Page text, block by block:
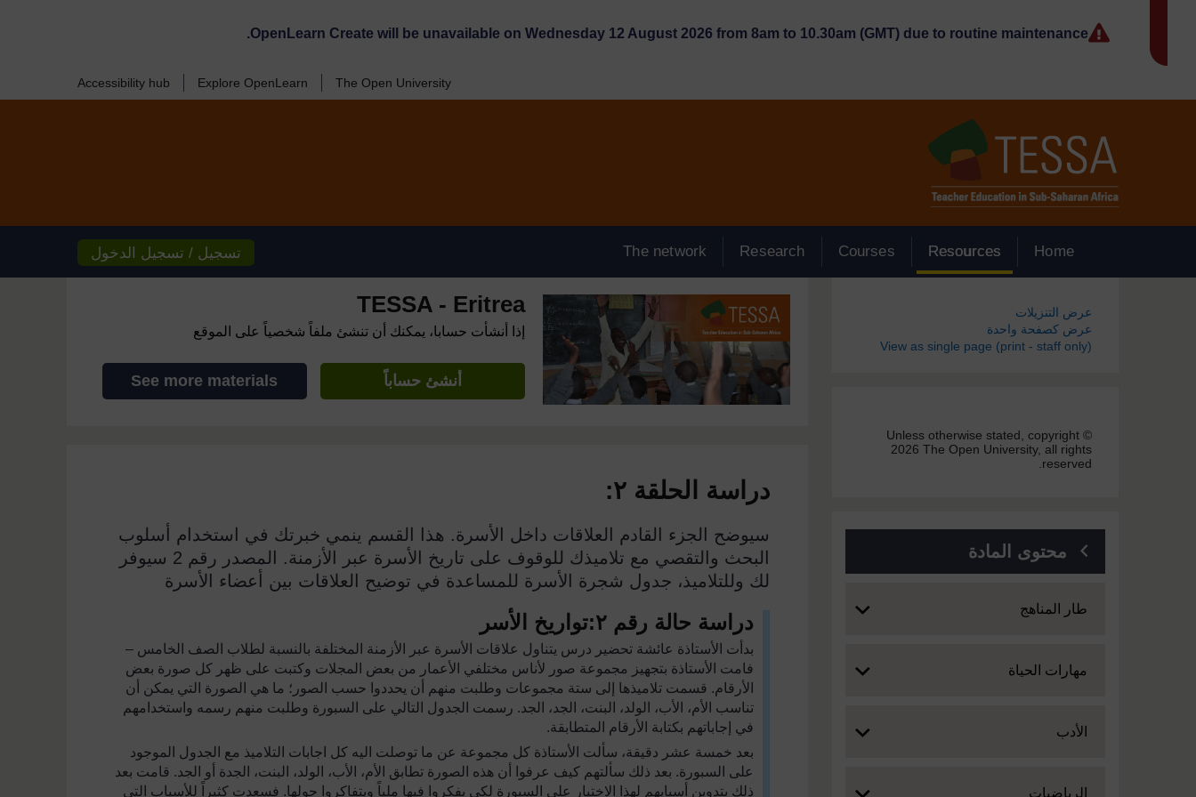
OpenLearn Create will be unavailable on Wednesday 12 August 2026 from 8am to 10.30am (GMT) due to routine maintenance.
The Open University
Explore OpenLearn
Accessibility hub
Home
Resources
Courses
Research
The network تسجيل / تسجيل الدخول
الكتل
عرض التنزيلات
عرض كصفحة واحدة
View as single page (print - staff only)
Unless otherwise stated, copyright ©
2026 The Open University, all rights
reserved.
محتوى المادة
Expand
طار المناهج
Expand
مهارات الحياة
Expand
الأدب
Expand
الرياضيات
TESSA - Eritrea
إذا أنشأت حسابا، يمكنك أن تنشئ ملفاً شخصياً على الموقع
أنشئ حساباً See more materials
دراسة الحلقة ٢:
سيوضح الجزء القادم العلاقات داخل الأسرة. هذا القسم ينمي خبرتك في استخدام أسلوب
البحث والتقصي مع تلاميذك للوقوف على تاريخ الأسرة عبر الأزمنة. المصدر رقم 2 سيوفر
لك وللتلاميذ، جدول شجرة الأسرة للمساعدة في توضيح العلاقات بين أعضاء الأسرة
دراسة حالة رقم ٢:تواريخ الأسر
بدأت الأستاذة عائشة تحضير درس يتناول علاقات الأسرة عبر الأزمنة المختلفة بالنسبة لطلاب الصف الخامس –
فامت الأستاذة بتجهيز مجموعة صور لأناس مختلفي الأعمار من بعض المجلات وكتبت على ظهر كل صورة بعض
الأرقام. قسمت تلاميذها إلى ستة مجموعات وطلبت منهم أن يحددوا حسب الصور؛ ما هي الصورة التي يمكن أن
تناسب الأم، الأب، الولد، البنت، الجد، الجد. رسمت الجدول التالي على السبورة وطلبت منهم رسمه واستخدامهم
في إجاباتهم بكتابة الأرقام المتطابقة.
بعد خمسة عشر دقيقة، سألت الأستاذة كل مجموعة عن ما توصلت اليه كل اجابات التلاميذ مع الجدول الموجود
على السبورة. بعد ذلك سألتهم كيف عرفوا أن هذه الصورة تطابق الأم، الأب، الولد، البنت، الجدة أو الجد. قامت بعد
ذلك بتدوين أسبابهم لهذا الاختيار على السبورة لكي يفكروا فيها ملياً ويتفاكروا حولها. فسعدت كثيراً للأسباب التي